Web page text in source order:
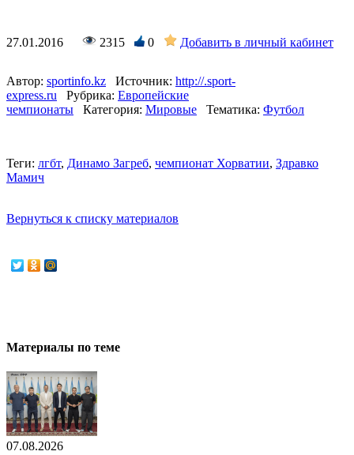
27.01.2016 2315 0 Добавить в личный кабинет
Автор: sportinfo.kz Источник: http://.sport-
express.ru
Рубрика: Европейские
чемпионаты
Категория: Мировые Тематика: Футбол
Теги: лгбт, Динамо Загреб, чемпионат Хорватии, Здравко
Мамич
Вернуться к списку материалов
Материалы по теме
07.08.2026